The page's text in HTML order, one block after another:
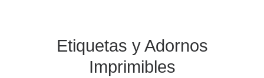
Etiquetas y Adornos
Imprimibles